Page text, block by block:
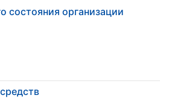
состояния организации